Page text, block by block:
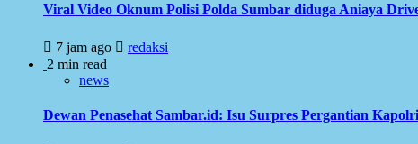
Viral Video Oknum Polisi Polda Sumbar diduga Aniaya
7 jam ago
redaksi
2 min read
news
Dewan Penasehat Sambar.id: Isu Surpres Pergantian